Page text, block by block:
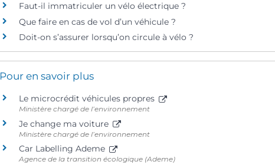
Faut-il immatriculer un vélo électrique ?
Que faire en cas de vol d’un véhicule ?
Doit-on s’assurer lorsqu’on circule à vélo ?
Pour en savoir plus
Le microcrédit véhicules propres
Ministère chargé de l’environnement
Je change ma voiture
Ministère chargé de l’environnement
Car Labelling Ademe
Agence de la transition écologique (Ademe)